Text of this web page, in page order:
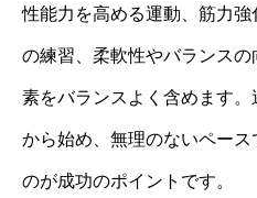
性能力を高める運動、筋力
の練習、柔軟性やバランス
素をバランスよく含めます
から始め、無理のないペース
のが成功のポイントです。